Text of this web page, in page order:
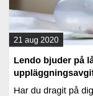
21 aug 2020
Lendo bjuder på
Har du dragit på